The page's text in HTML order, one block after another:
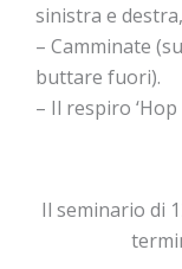
sinistra e
– Camminate
buttare fuori).
– Il respiro ‘Hop
Il seminario di